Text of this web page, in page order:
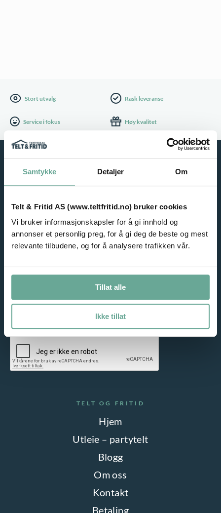
Samtykke Detaljer Om
Telt & Fritid AS (www.teltfritid.no) bruker cookies
Vi bruker informasjonskapsler for å gi innhold og
annonser et personlig preg, for å gi deg de beste og mest
relevante tilbudene, og for å analysere trafikken vår.
Tillat alle
Ikke tillat
Stort utvalg Rask leveranse
Service i fokus Høy kvalitet
TELT OG FRITID
Hjem
Utleie – partytelt
Blogg
Om oss
Kontakt
Betaling
NYHETSBREV
Jeg samtykker til lagring av epostadressen min. Les vår